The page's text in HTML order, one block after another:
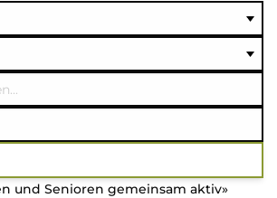
auswählen
auswählen
auswählen
und Senioren gemeinsam aktiv»